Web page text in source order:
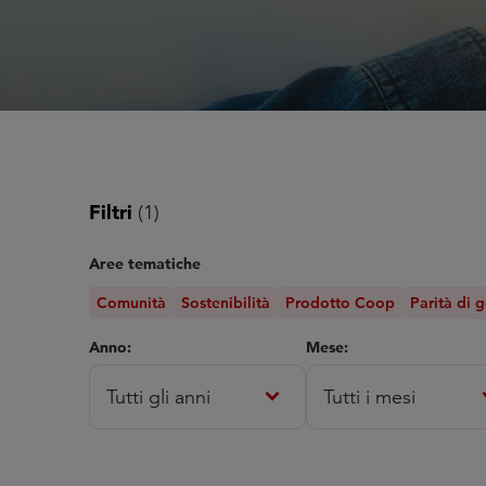
Filtri (1)
Aree tematiche
Comunità
Sostenibilità Prodotto Coop Parità di
Anno:
Tutti gli anni expand_more
Mese:
Tutti i mesi